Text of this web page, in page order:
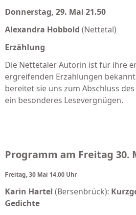
Donnerstag, 29. Mai 21.50
Alexandra Hobbold (Nettetal)
Erzählung
Die Nettetaler Autorin ist für ihre
ergreifenden Erzählungen
bereitet sie uns zum Abschluss
ein besonderes Lesevergnügen.
Programm am Freitag 30.
Freitag, 30 Mai 14.00 Uhr
Karin Hartel (Bersenbrück):
Gedichte